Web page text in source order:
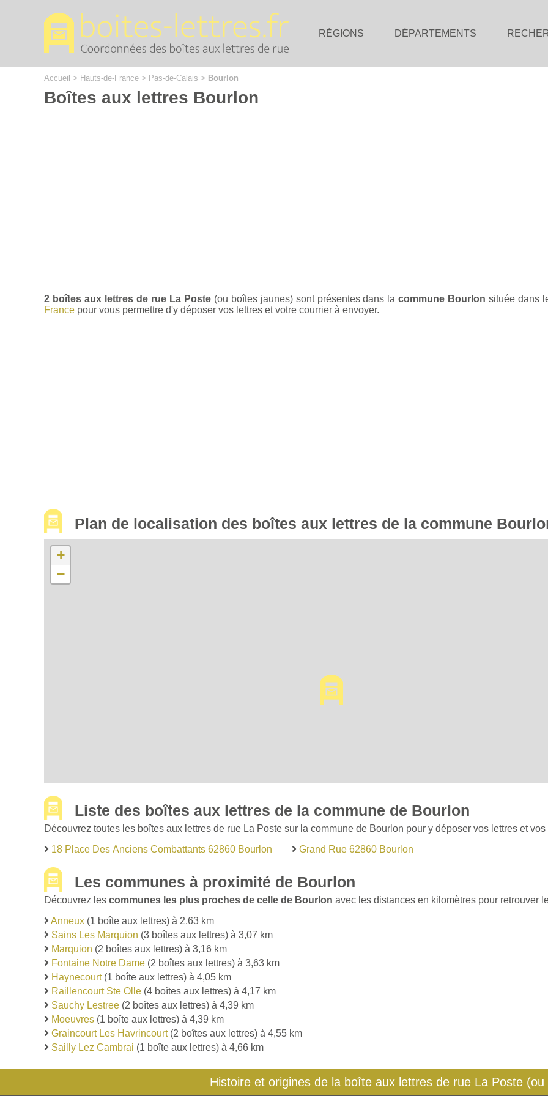
RÉGIONS DÉPARTEMENTS
Accueil > Hauts-de-France > Pas-de-Calais > Bourlon
Boîtes aux lettres Bourlon
2 boîtes aux lettres de rue La Poste(ou boîtes jaunes) sont présentes dans lacommune Bourlon située dans
France pour vous permettre d'y déposer vos lettres et votre courrier à envoyer.
Plan de localisation des boîtes aux lettres de la commune
+
−
Liste des boîtes aux lettres de la commune de Bourlon
Découvrez toutes les boîtes aux lettres de rue La Poste sur la commune de Bourlon pour y déposer vos lettres et vos
18 Place Des Anciens Combattants 62860 Bourlon
Grand Rue 62860 Bourlon
Les communes à proximité de Bourlon
Découvrez les communes les plus proches de celle de Bourlon avec les distances en kilomètres pour retrouver
Anneux (1 boîte aux lettres) à 2,63 km
Sains Les Marquion (3 boîtes aux lettres) à 3,07 km
Marquion (2 boîtes aux lettres) à 3,16 km
Fontaine Notre Dame (2 boîtes aux lettres) à 3,63 km
Haynecourt(1 boîte aux lettres) à 4,05 km
Raillencourt Ste Olle (4 boîtes aux lettres) à 4,17 km
Sauchy Lestree (2 boîtes aux lettres) à 4,39 km
Moeuvres (1 boîte aux lettres) à 4,39 km
Graincourt Les Havrincourt(2 boîtes aux lettres) à 4,55 km
Sailly Lez Cambrai (1 boîte aux lettres) à 4,66 km
Histoire et origines de la boîte aux lettres de rue La Poste